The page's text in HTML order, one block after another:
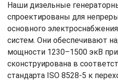
Наши дизельные
спроектированы для
основного
систем. Они обеспечивают
мощности 1230–1500 экВ
сконструирована в
стандарта ISO 8528-5 к